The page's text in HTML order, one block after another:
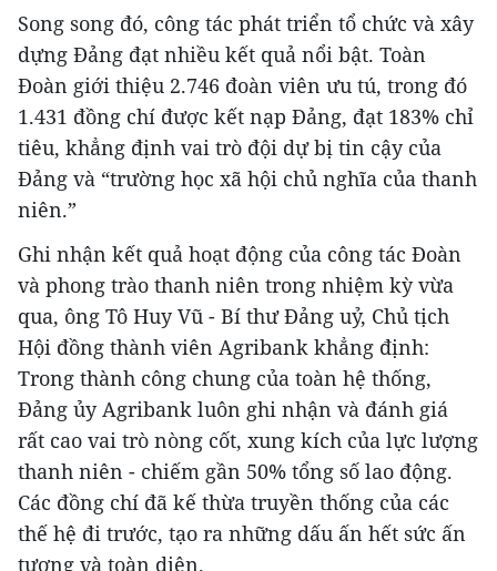
Song song đó, công tác phát triển tổ chức và xây
dựng Đảng đạt nhiều kết quả nổi bật. Toàn
Đoàn giới thiệu 2.746 đoàn viên ưu tú, trong đó
1.431 đồng chí được kết nạp Đảng, đạt 183% chỉ
tiêu, khẳng định vai trò đội dự bị tin cậy của
Đảng và “trường học xã hội chủ nghĩa của thanh
niên.”
Ghi nhận kết quả hoạt động của công tác Đoàn
và phong trào thanh niên trong nhiệm kỳ vừa
qua, ông Tô Huy Vũ - Bí thư Đảng uỷ, Chủ tịch
Hội đồng thành viên Agribank khẳng định:
Trong thành công chung của toàn hệ thống,
Đảng ủy Agribank luôn ghi nhận và đánh giá
rất cao vai trò nòng cốt, xung kích của lực lượng
thanh niên - chiếm gần 50% tổng số lao động.
Các đồng chí đã kế thừa truyền thống của các
thế hệ đi trước, tạo ra những dấu ấn hết sức ấn
tượng và toàn diện.